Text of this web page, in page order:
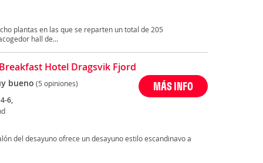
plantas en las que se reparten un total de 205
hall de...
Hotel Dragsvik Fjord
bueno (5 opiniones)
6,
MÁS INFO
del desayuno ofrece un desayuno estilo escandinavo a